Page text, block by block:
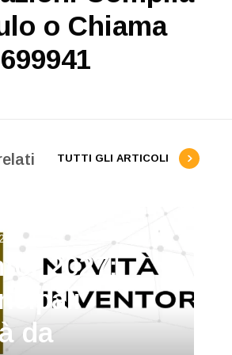
o Chiama
TUTTI GLI ARTICOLI
2027:
da